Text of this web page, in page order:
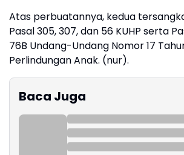
Atas perbuatannya, kedua
Pasal 305, 307, dan 56 KUHP serta
76B Undang-Undang Nomor 17
Perlindungan Anak. (nur).
Baca Juga